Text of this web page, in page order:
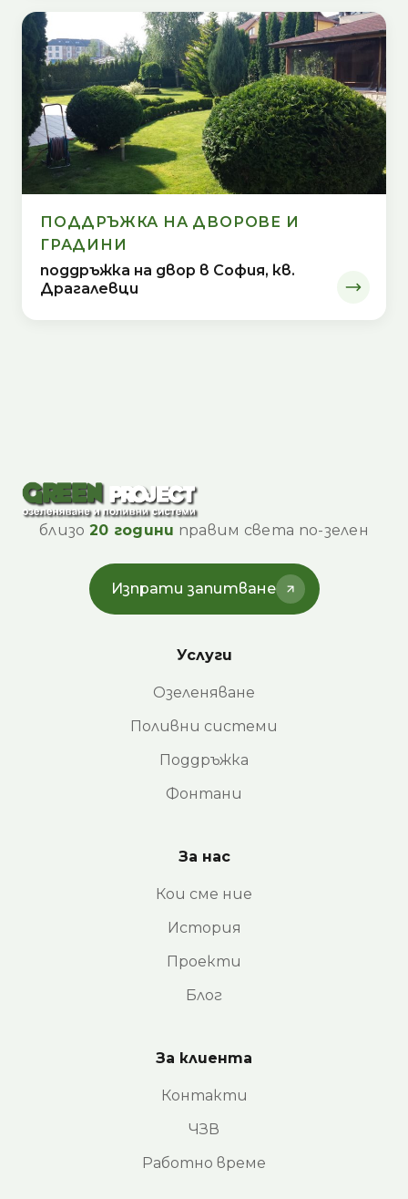
ПОДДРЪЖКА НА ДВОРОВЕ И
ГРАДИНИ
поддръжка на двор в София, кв.
Драгалевци
близо 20 години правим света по-зелен
Изпрати запитване
Услуги
Озеленяване
Поливни системи
Поддръжка
Фонтани
За нас
Кои сме ние
История
Проекти
Блог
За клиента
Контакти
ЧЗВ
Работно време